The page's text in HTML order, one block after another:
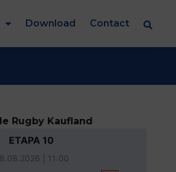
Download Contact
Rugby Kaufland
ETAPA 10
| 11:00